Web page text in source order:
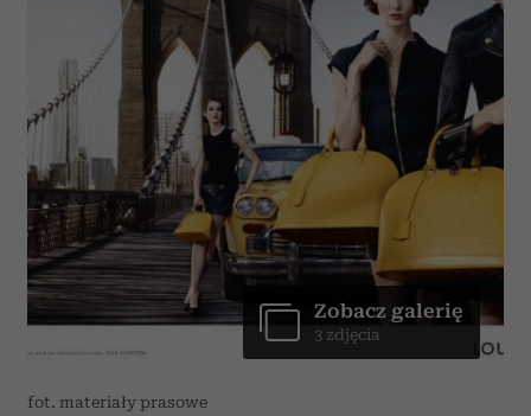
fot. materiały prasowe
Zobacz galerię
3 zdjęcia